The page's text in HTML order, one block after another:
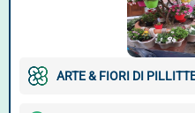
ARTE & FIORI DI